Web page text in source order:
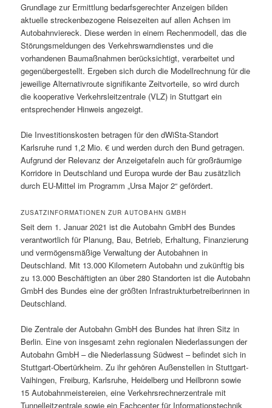
Grundlage zur Ermittlung bedarfsgerechter Anzeigen bilden
aktuelle streckenbezogene Reisezeiten auf allen Achsen im
Autobahnviereck. Diese werden in einem Rechenmodell, das die
Störungsmeldungen des Verkehrswarndienstes und die
vorhandenen Baumaßnahmen berücksichtigt, verarbeitet und
gegenübergestellt. Ergeben sich durch die Modellrechnung für die
jeweilige Alternativroute signifikante Zeitvorteile, so wird durch
die kooperative Verkehrsleitzentrale (VLZ) in Stuttgart ein
entsprechender Hinweis angezeigt.
Die Investitionskosten betragen für den dWiSta-Standort
Karlsruhe rund 1,2 Mio. € und werden durch den Bund getragen.
Aufgrund der Relevanz der Anzeigetafeln auch für großräumige
Korridore in Deutschland und Europa wurde der Bau zusätzlich
durch EU-Mittel im Programm „Ursa Major 2“ gefördert.
ZUSATZINFORMATIONEN ZUR AUTOBAHN GMBH
Seit dem 1. Januar 2021 ist die Autobahn GmbH des Bundes
verantwortlich für Planung, Bau, Betrieb, Erhaltung, Finanzierung
und vermögensmäßige Verwaltung der Autobahnen in
Deutschland. Mit 13.000 Kilometern Autobahn und zukünftig bis
zu 13.000 Beschäftigten an über 280 Standorten ist die Autobahn
GmbH des Bundes eine der größten Infrastrukturbetreiberinnen in
Deutschland.
Die Zentrale der Autobahn GmbH des Bundes hat ihren Sitz in
Berlin. Eine von insgesamt zehn regionalen Niederlassungen der
Autobahn GmbH – die Niederlassung Südwest – befindet sich in
Stuttgart-Obertürkheim. Zu ihr gehören Außenstellen in Stuttgart-
Vaihingen, Freiburg, Karlsruhe, Heidelberg und Heilbronn sowie
15 Autobahnmeistereien, eine Verkehrsrechnerzentrale mit
Tunnelleitzentrale sowie ein Fachcenter für Informationstechnik